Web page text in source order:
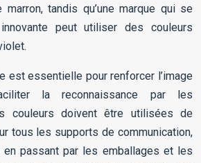
tandis qu’une marque qui se
peut utiliser des couleurs
est essentielle pour renforcer l’image
la reconnaissance par les
couleurs doivent être utilisées de
tous les supports de communication,
passant par les emballages et les